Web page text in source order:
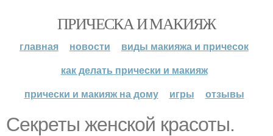
ПРИЧЕСКА И МАКИЯЖ
главная новости
виды макияжа и причесок
как делать прически и макияж
прически и макияж на дому
игры отзывы
Секреты женской красоты.